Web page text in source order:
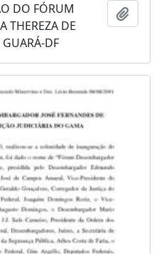
DO FÓRUM
THEREZA DE
DF